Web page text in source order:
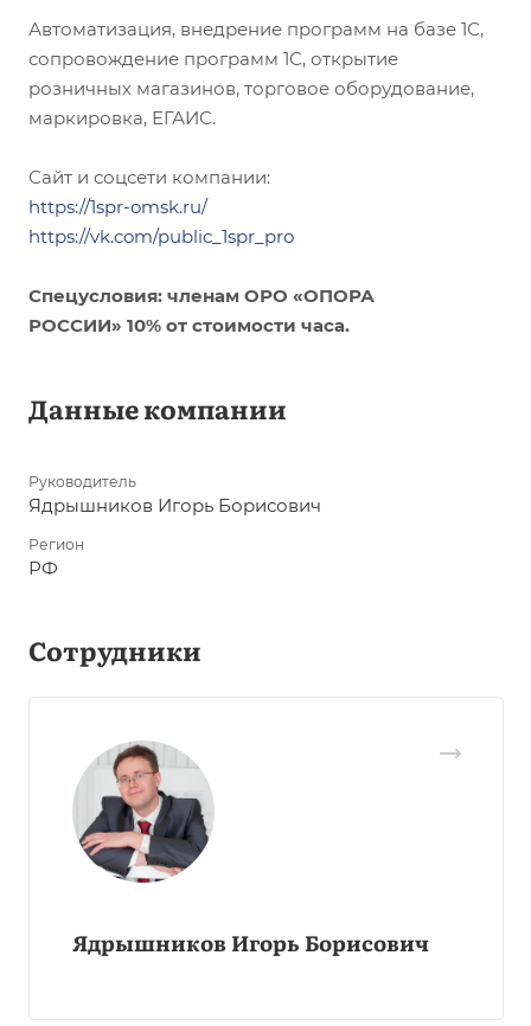
Автоматизация, внедрение программ на базе 1С,
сопровождение программ 1С, открытие
розничных магазинов, торговое оборудование,
маркировка, ЕГАИС.
Сайт и соцсети компании:
https://1spr-omsk.ru/
https://vk.com/public_1spr_pro
Спецусловия: членам ОРО «ОПОРА
РОССИИ» 10% от стоимости часа.
Данные компании
Руководитель
Ядрышников Игорь Борисович
Регион
РФ
Сотрудники
Ядрышников Игорь Борисович